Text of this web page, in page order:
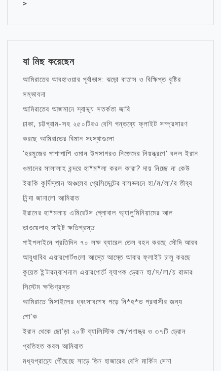
>
যা মিছ করেছেন
আমিরাতের আবহাওয়ার পূর্বাভাস: ঝড়ো বাতাস ও বিক্ষিপ্ত বৃষ্টির
সম্ভাবনা
আমিরাতের আজমানে স্বাস্থ্য সতর্কতা জারি
ঢাকা, চট্টগ্রাম-সহ ২৫০টিরও বেশি গন্তব্যে ফ্লাইট সম্প্রসারণ
করছে আমিরাতের বিমান সংস্থাগুলো
‘হরমুজের পাশাপাশি ওমান উপসাগরও নিজেদের নিয়ন্ত্রণে’ বলল ইরান
ওমানের সালালাহ বন্দরে হা*ম*লা করল কারা? দায় নিচ্ছে না কেউ
ইরাকি কুর্দিস্তান অঞ্চলের প্রেসিডেন্টের বাসভবনে হা/ম/লা/র তীব্র
নিন্দা জানালো আমিরাত
ইরানের হা*মলায় এমিরেটস গ্লোবাল অ্যালুমিনিয়ামের আল
তাওয়েলাহ সাইট ক্ষতিগ্রস্ত
পাইপলাইনে প্রতিদিন ৭০ লক্ষ ব্যারেল তেল বহন করছে সৌদি আরব
আবুধাবির এয়ারপোর্টগুলো আস্তে আস্তে আবার ফ্লাইট চালু করছে
কুয়েত ইন্টারন্যাশনাল এয়ারপোর্টে ব্যাপক ড্রোন হা/ম/লা/য় রাডার
সিস্টেম ক্ষতিগ্রস্ত
আমিরাতে মিসাইলের ধ্বংসাবশেষ পড়ে নি*হ*ত প্রবাসীর জন্য
শো’ক
ইরান থেকে ছো’ড়া ২০টি ব্যালিস্টিক ক্ষে/পণাস্ত্র ও ৩৭টি ড্রোন
প্রতিহত করল আমিরাত
মধ্যপ্রাচ্যে পৌঁছেছে সাড়ে তিন হাজারের বেশি মার্কিন সেনা